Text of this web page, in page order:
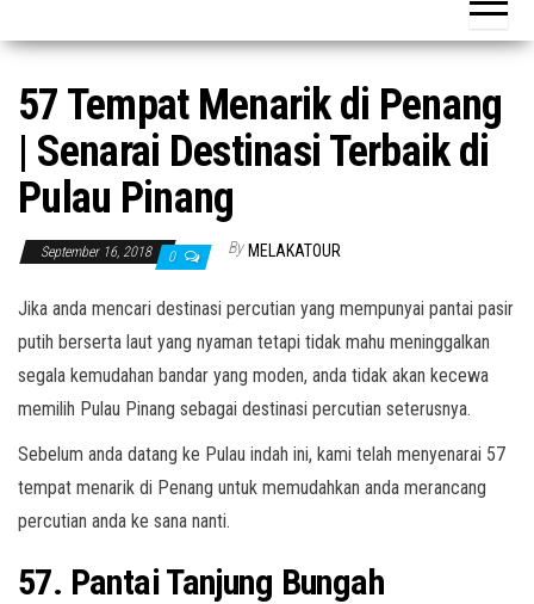
57 Tempat Menarik di Penang
| Senarai Destinasi Terbaik di
Pulau Pinang
September 16, 2018 0 By MELAKATOUR
Jika anda mencari destinasi percutian yang mempunyai pantai pasir
putih berserta laut yang nyaman tetapi tidak mahu meninggalkan
segala kemudahan bandar yang moden, anda tidak akan kecewa
memilih Pulau Pinang sebagai destinasi percutian seterusnya.
Sebelum anda datang ke Pulau indah ini, kami telah menyenarai 57
tempat menarik di Penang untuk memudahkan anda merancang
percutian anda ke sana nanti.
57. Pantai Tanjung Bungah